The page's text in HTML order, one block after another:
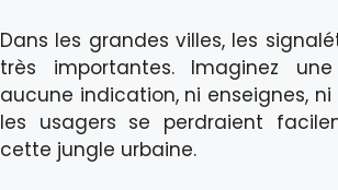
Dans les grandes villes, les
très importantes. Imaginez
aucune indication, ni enseignes, ni
les usagers se perdraient
cette jungle urbaine.